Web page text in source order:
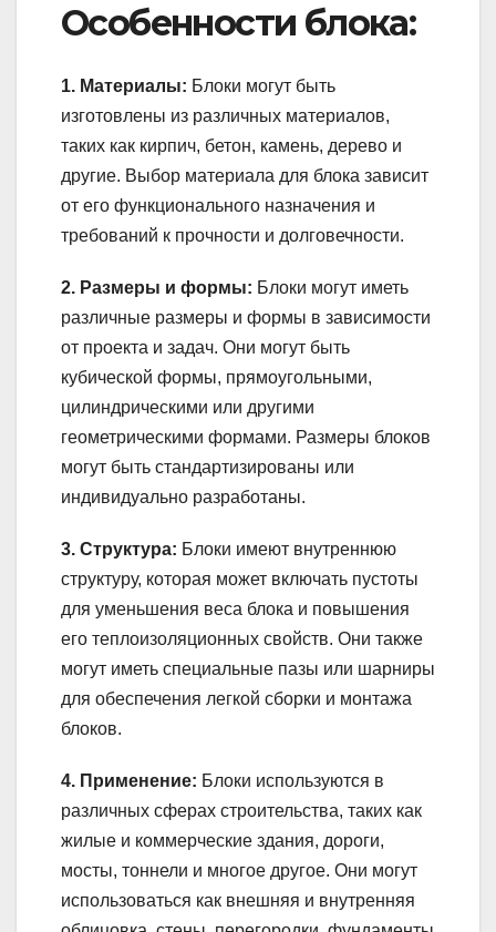
Особенности блока:
1. Материалы: Блоки могут быть
изготовлены из различных материалов,
таких как кирпич, бетон, камень, дерево и
другие. Выбор материала для блока зависит
от его функционального назначения и
требований к прочности и долговечности.
2. Размеры и формы: Блоки могут иметь
различные размеры и формы в зависимости
от проекта и задач. Они могут быть
кубической формы, прямоугольными,
цилиндрическими или другими
геометрическими формами. Размеры блоков
могут быть стандартизированы или
индивидуально разработаны.
3. Структура: Блоки имеют внутреннюю
структуру, которая может включать пустоты
для уменьшения веса блока и повышения
его теплоизоляционных свойств. Они также
могут иметь специальные пазы или шарниры
для обеспечения легкой сборки и монтажа
блоков.
4. Применение: Блоки используются в
различных сферах строительства, таких как
жилые и коммерческие здания, дороги,
мосты, тоннели и многое другое. Они могут
использоваться как внешняя и внутренняя